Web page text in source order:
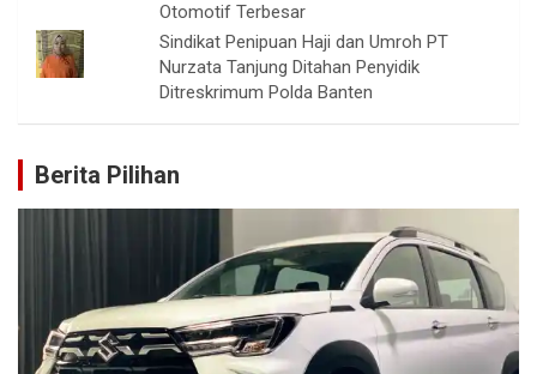
Otomotif Terbesar
Sindikat Penipuan Haji dan Umroh PT
Nurzata Tanjung Ditahan Penyidik
Ditreskrimum Polda Banten
Berita Pilihan